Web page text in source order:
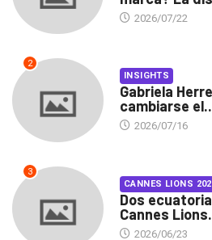
2026/07/22
2
INSIGHTS
Gabriela
cambiarse
2026/07/16
3
CANNES LIONS
Dos
Cannes
2026/06/23